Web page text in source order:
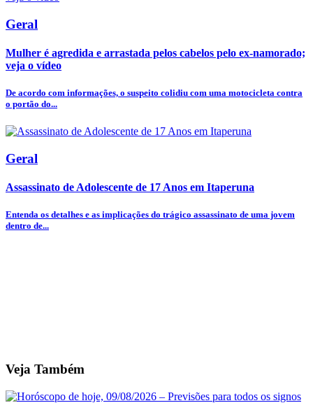
Geral
Mulher é agredida e arrastada pelos cabelos pelo ex-namorado;
veja o vídeo
De acordo com informações, o suspeito colidiu com uma motocicleta contra
o portão do...
Geral
Assassinato de Adolescente de 17 Anos em Itaperuna
Entenda os detalhes e as implicações do trágico assassinato de uma jovem
dentro de...
Veja Também